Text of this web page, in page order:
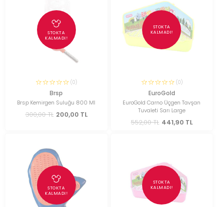
STOKTA
KALMADI!
(0)
Brsp
Brsp Kemirgen Suluğu 800 Ml
300,00 TL 200,00 TL
STOKTA
KALMADI!
(0)
EuroGold
EuroGold Carno Üçgen Tavşan
Tuvaleti Sarı Large
552,00 TL 441,90 TL
STOKTA
KALMADI!
STOKTA
KALMADI!